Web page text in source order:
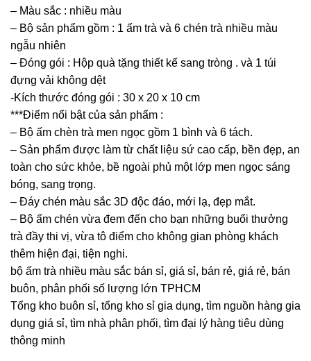
– Màu sắc : nhiều màu
– Bộ sản phẩm gồm : 1 ấm trà và 6 chén trà nhiều màu
ngẫu nhiên
– Đóng gói : Hộp quà tặng thiết kế sang tròng . và 1 túi
đựng vải không dệt
-Kích thước đóng gói : 30 x 20 x 10 cm
***Điểm nổi bật của sản phẩm :
– Bộ ấm chèn trà men ngọc gồm 1 bình và 6 tách.
– Sản phẩm được làm từ chất liệu sứ cao cấp, bền đẹp, an
toàn cho sức khỏe, bề ngoài phủ một lớp men ngọc sáng
bóng, sang trọng.
– Đáy chén màu sắc 3D độc đáo, mới lạ, đẹp mắt.
– Bộ ấm chén vừa đem đến cho bạn những buổi thưởng
trà đầy thi vị, vừa tô điểm cho không gian phòng khách
thêm hiện đại, tiện nghi.
bộ ấm trà nhiều màu sắc bán sỉ, giá sỉ, bán rẻ, giá rẻ, bán
buôn, phân phối số lượng lớn TPHCM
Tổng kho buôn sỉ, tổng kho sỉ gia dụng, tìm nguồn hàng gia
dụng giá sỉ, tìm nhà phân phối, tìm đại lý hàng tiêu dùng
thông minh